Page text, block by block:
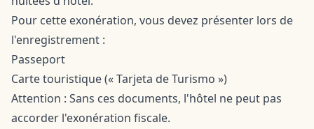
Pour cette exonération, vous devez présenter lors de
l'enregistrement :
Passeport
Carte touristique (« Tarjeta de Turismo »)
Attention : Sans ces documents, l'hôtel ne peut pas
accorder l'exonération fiscale.